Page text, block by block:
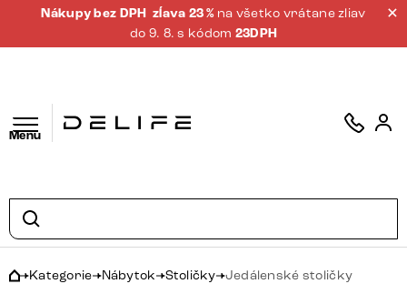
Nákupy bez DPH zĺava 23 % na všetko vrátane zliav
do 9. 8. s kódom 23DPH
Menu
Kategorie Nábytok Stoličky Jedálenské stoličky